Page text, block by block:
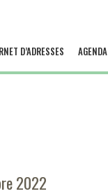
D’ADRESSES AGENDA
2022